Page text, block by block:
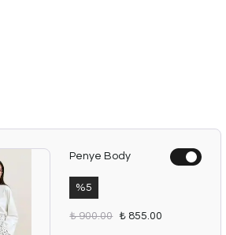
Penye Body
%5
₺ 900.00 ₺ 855.00